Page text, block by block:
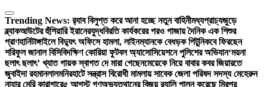
Skip
to
content
Trending News: র‍্যাব বিলুপ্ত করে আনা হচ্ছে নতুন বাহিনীমধ্যপ্রাচ্যজুড়ে
ব্ল্যাকআউটের হুঁশিয়ারি ইরানেরযুদ্ধবিরতি কার্যকরের পরও গাজায় দৈনিক এক শিশুর
প্রাণহানিটাঙ্গাইলে বিদ্যুৎ অফিসে হামলা, লাইনম্যানকে বেধড়ক পিটুনিকবে ফিরছেন
শরিফুল জানাল বিসিবিদক্ষিণ কোরিয়া ফুটবল অ্যাসোসিয়েশনে পুলিশের অভিযান‘ময়না
ছলাৎ ছলাৎ’ খ্যাত গায়ক স্বাগত দে মারা গেছেনমেয়েকে নিয়ে বাবার কবর জিয়ারতে
জুবাইদা রহমানলালমনিরহাটে সন্ত্রাস বিরোধী মামলায় সাবেক জেলা পরিষদ সদস্য মেহেরুন
নাহার মেরি কারাগারে৫ আগস্ট গণঅভ্যুত্থানের বিজয় র‍্যালি পালন করেছে মিরপুর